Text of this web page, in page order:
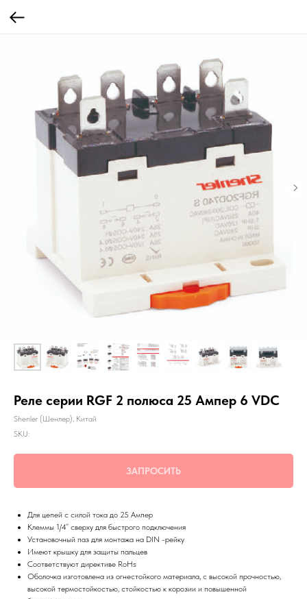
Реле серии RGF 2 полюса 25 Aмпер 6 VDC
Shenler (Шенлер), Китай
SKU:
ЗАПРОСИТЬ
Для цепей с силой тока до 25 Ампер
Клеммы 1/4” сверху для быстрого подключения
Установочный паз для монтажа на DIN -рейку
Имеют крышку для защиты пальцев
Соответствуют директиве RoHs
Оболочка изготовлена из огнестойкого материала, с высокой прочностью,
высокой термостойкостью, стойкостью к корозии и повышенной